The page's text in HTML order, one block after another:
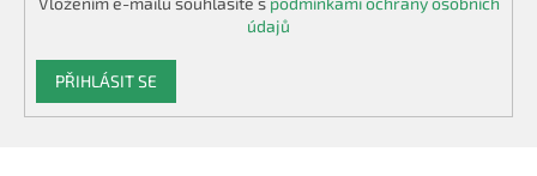
údajů
PŘIHLÁSIT SE